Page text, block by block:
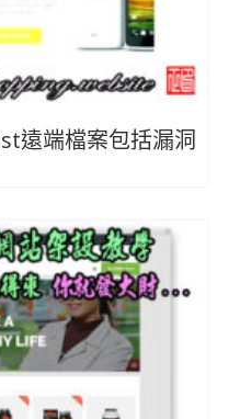
遠端檔案包括漏洞